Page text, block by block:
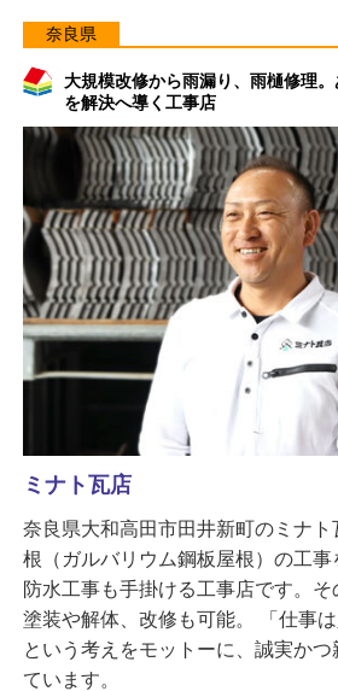
奈良県
大規模改修から雨漏り、雨樋修理
を解決へ導く工事店
ミナト瓦店
奈良県大和高田市田井新町のミナ
根（ガルバリウム鋼板屋根）の工
防水工事も手掛ける工事店です。そ
塗装や解体、改修も可能。 「仕事は
という考えをモットーに、誠実か
ています。